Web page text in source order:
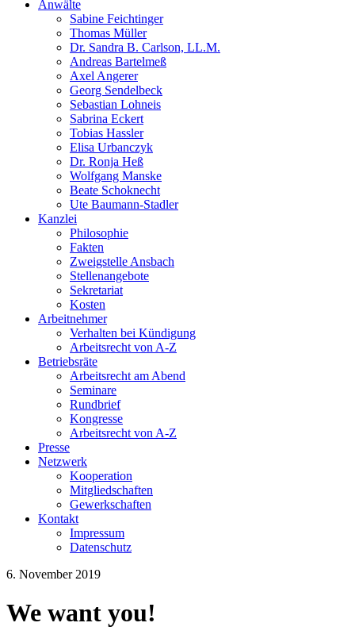
Anwälte
Sabine Feichtinger
Thomas Müller
Dr. Sandra B. Carlson, LL.M.
Andreas Bartelmeß
Axel Angerer
Georg Sendelbeck
Sebastian Lohneis
Sabrina Eckert
Tobias Hassler
Elisa Urbanczyk
Dr. Ronja Heß
Wolfgang Manske
Beate Schoknecht
Ute Baumann-Stadler
Kanzlei
Philosophie
Fakten
Zweigstelle Ansbach
Stellenangebote
Sekretariat
Kosten
Arbeitnehmer
Verhalten bei Kündigung
Arbeitsrecht von A-Z
Betriebsräte
Arbeitsrecht am Abend
Seminare
Rundbrief
Kongresse
Arbeitsrecht von A-Z
Presse
Netzwerk
Kooperation
Mitgliedschaften
Gewerkschaften
Kontakt
Impressum
Datenschutz
6. November 2019
We want you!